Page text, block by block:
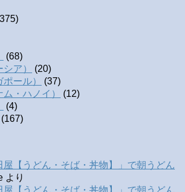
(68)
ア）
(20)
ール）
(37)
・ハノイ）
(12)
(4)
(167)
屋【うどん・そば・丼物】」で朝うどん
より
屋【うどん・そば・丼物】」で朝うどん